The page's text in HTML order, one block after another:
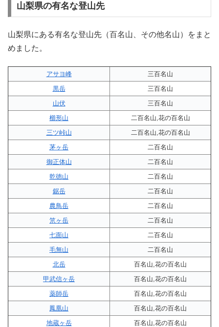
山梨県の有名な登山先
山梨県にある有名な登山先（百名山、その他名山）をまと
めました。
アサヨ峰
三百名山
黒岳
三百名山
山伏
三百名山
櫛形山
二百名山,花の百名山
三ツ峠山
二百名山,花の百名山
茅ヶ岳
二百名山
御正体山
二百名山
乾徳山
二百名山
鋸岳
二百名山
農鳥岳
二百名山
笊ヶ岳
二百名山
七面山
二百名山
毛無山
二百名山
北岳
百名山,花の百名山
甲武信ヶ岳
百名山,花の百名山
薬師岳
百名山,花の百名山
鳳凰山
百名山,花の百名山
地蔵ヶ岳
百名山,花の百名山